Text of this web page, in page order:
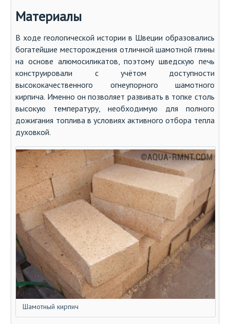
Материалы
В ходе геологической истории в Швеции образовались
богатейшие месторождения отличной шамотной глины
на основе алюмосиликатов, поэтому шведскую печь
конструировали с учётом доступности
высококачественного огнеупорного шамотного
кирпича. Именно он позволяет развивать в топке столь
высокую температуру, необходимую для полного
дожигания топлива в условиях активного отбора тепла
духовкой.
Шамотный кирпич